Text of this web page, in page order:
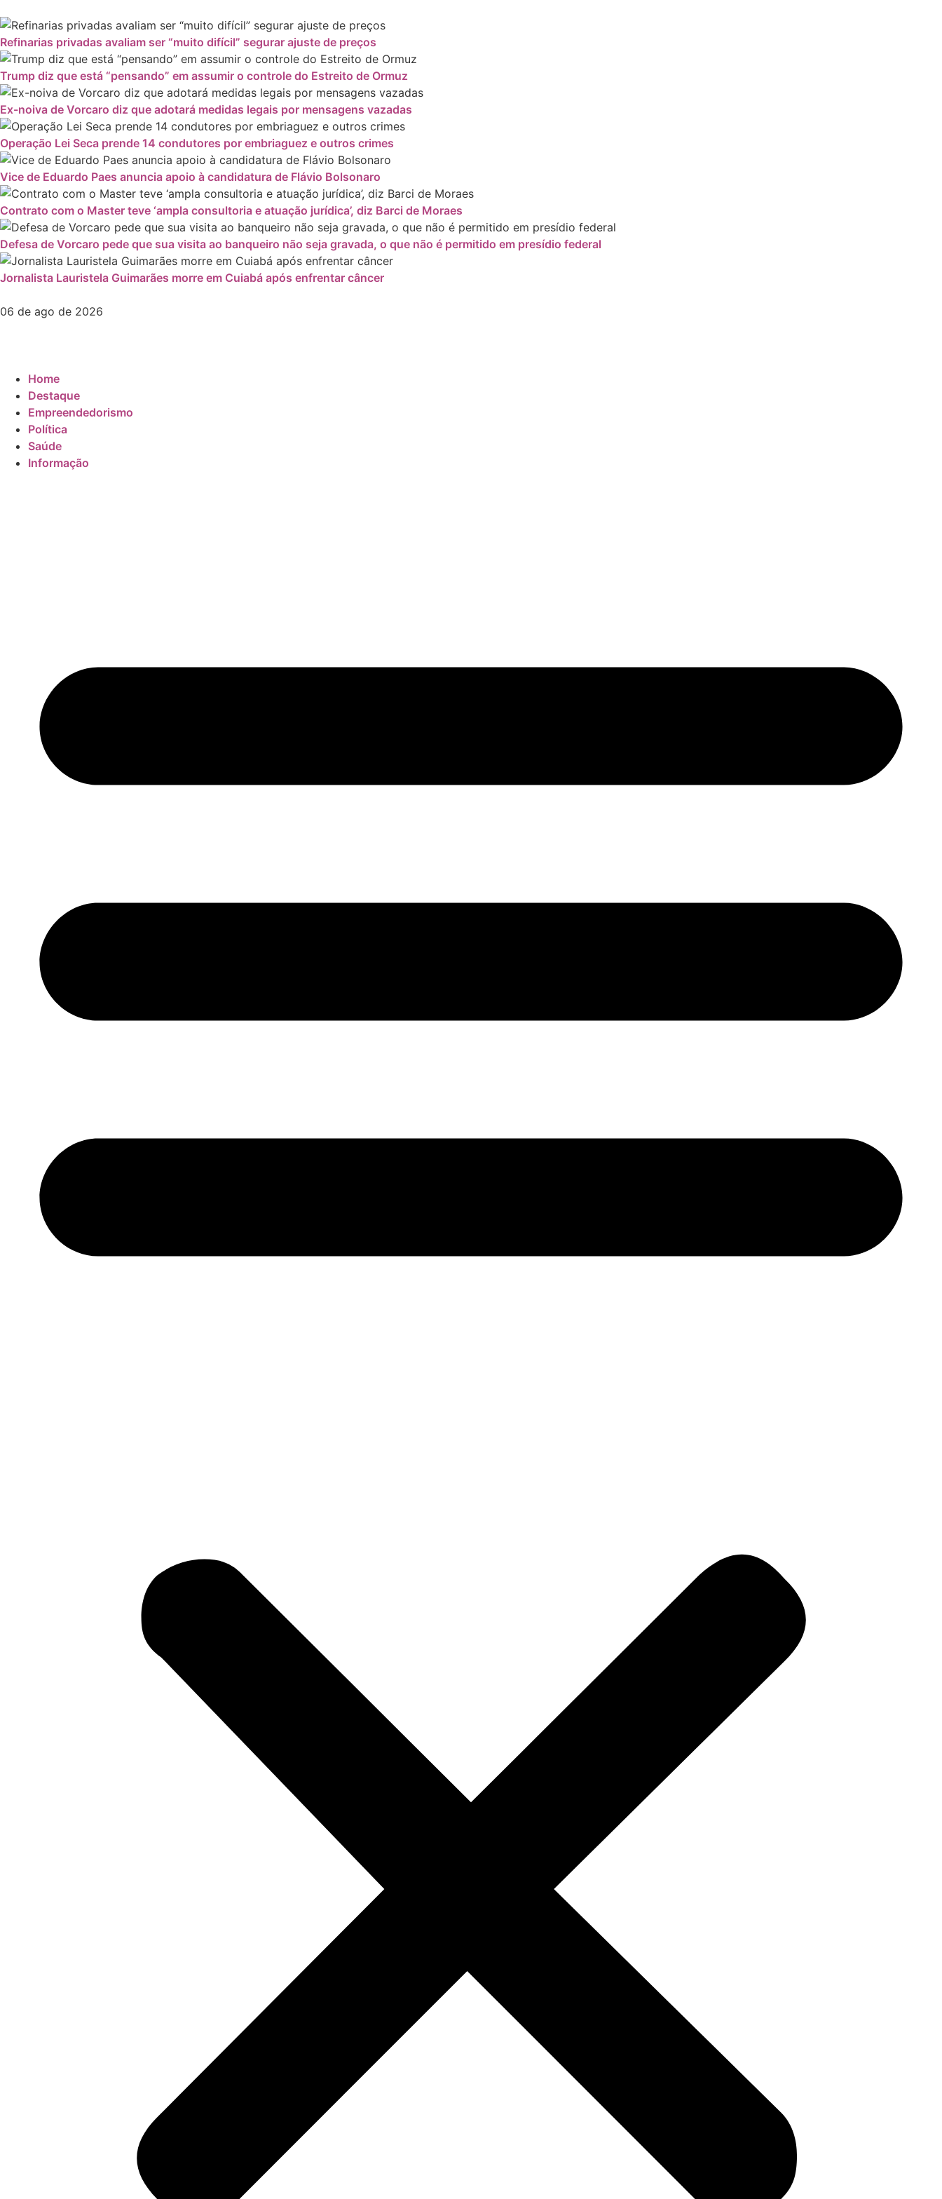
Refinarias privadas avaliam ser “muito difícil” segurar ajuste de preços
Trump diz que está “pensando” em assumir o controle do Estreito de Ormuz
Ex-noiva de Vorcaro diz que adotará medidas legais por mensagens vazadas
Operação Lei Seca prende 14 condutores por embriaguez e outros crimes
Vice de Eduardo Paes anuncia apoio à candidatura de Flávio Bolsonaro
Contrato com o Master teve ‘ampla consultoria e atuação jurídica’, diz Barci de Moraes
Defesa de Vorcaro pede que sua visita ao banqueiro não seja gravada, o que não é permitido em presídio federal
Jornalista Lauristela Guimarães morre em Cuiabá após enfrentar câncer
06 de ago de 2026
Home
Destaque
Empreendedorismo
Política
Saúde
Informação